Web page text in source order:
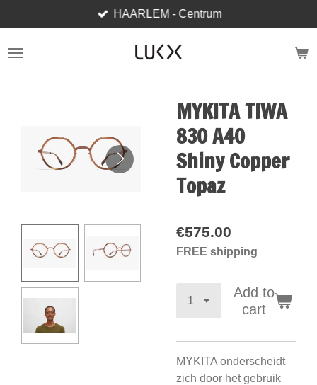
to
main
HAARLEM - Centrum
MYKITA TIWA
830 A40
Shiny Copper
Topaz
€575.00
FREE shipping
Add to
cart
MYKITA onderscheidt
zich door het gebruik